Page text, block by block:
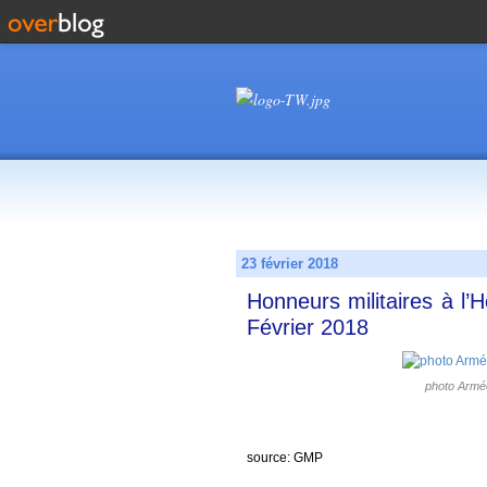
23 février 2018
Honneurs militaires à
Février 2018
photo
source: GMP